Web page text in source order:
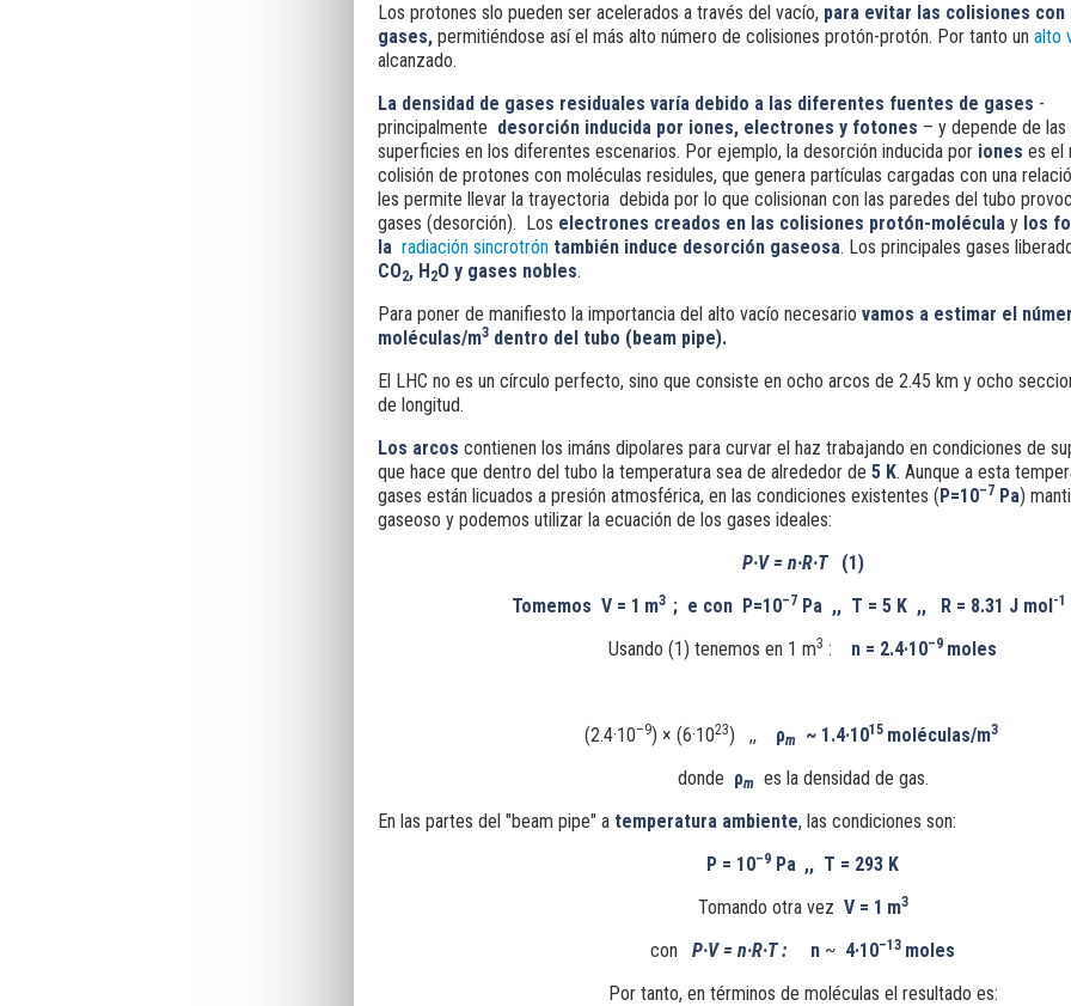
Los protones slo pueden ser acelerados a través del vacío, para evitar las colisiones con
gases,permitiéndose así el más alto número de colisiones protón-protón. Por tanto un alto
alcanzado.
La densidad de gases residuales varía debido a las diferentes fuentes de gases -
principalmente desorción inducida por iones, electrones y fotones – y depende de
superficies en los diferentes escenarios. Por ejemplo, la desorción inducida por iones es el
colisión de protones con moléculas residules, que genera partículas cargadas con una
les permite llevar la trayectoria debida por lo que colisionan con las paredes del tubo
gases (desorción). Los electrones creados en las colisiones protón-moléculaylos
la radiación sincrotróntambién induce desorción gaseosa. Los principales gases
CO2, H2O y gases nobles.
Para poner de manifiesto la importancia del alto vacío necesario vamos a estimar el
moléculas/m3dentro del tubo (beam pipe).
El LHC no es un círculo perfecto, sino que consiste en ocho arcos de 2.45 km y ocho
de longitud.
Los arcos contienen los imáns dipolares para curvar el haz trabajando en condiciones de
que hace que dentro del tubo la temperatura sea de alrededor de 5 K. Aunque a esta
gases están licuados a presión atmosférica, en las condiciones existentes (P=10–7Pa)
gaseoso y podemos utilizar la ecuación de los gases ideales:
P·V = n·R·T (1)
Tomemos V = 1 m3 ; e con P=10–7Pa ,, T = 5 K ,, R = 8.31 J mol-1
Usando (1) tenemos en 1 m3 : n = 2.4·10–9 moles
(2.4·10–9) × (6·1023) ,, ρm ~ 1.4·1015 moléculas/m3
donde ρm
es la densidad de gas.
En las partes del "beam pipe" a temperatura ambiente, las condiciones son:
P = 10–9 Pa ,, T = 293 K
Tomando otra vez V = 1 m3
con P·V = n·R·T : n ~ 4·10–13 moles
Por tanto, en términos de moléculas el resultado es: